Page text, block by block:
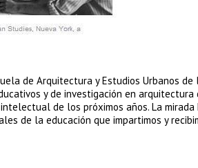
de Arquitectura y Estudios Urbanos de
y de investigación en
de los próximos años. La
de la educación que impartimos y